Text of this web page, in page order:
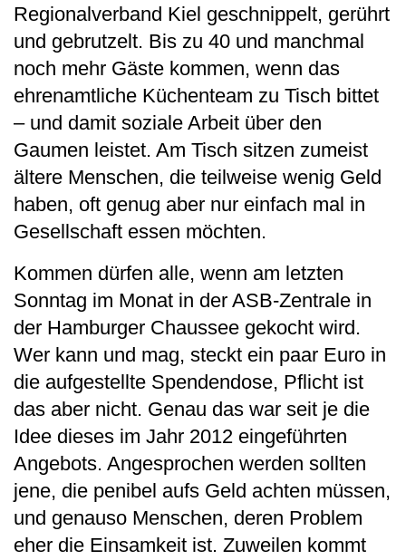
Regionalverband Kiel geschnippelt, gerührt
und gebrutzelt. Bis zu 40 und manchmal
noch mehr Gäste kommen, wenn das
ehrenamtliche Küchenteam zu Tisch bittet
– und damit soziale Arbeit über den
Gaumen leistet. Am Tisch sitzen zumeist
ältere Menschen, die teilweise wenig Geld
haben, oft genug aber nur einfach mal in
Gesellschaft essen möchten.
Kommen dürfen alle, wenn am letzten
Sonntag im Monat in der ASB-Zentrale in
der Hamburger Chaussee gekocht wird.
Wer kann und mag, steckt ein paar Euro in
die aufgestellte Spendendose, Pflicht ist
das aber nicht. Genau das war seit je die
Idee dieses im Jahr 2012 eingeführten
Angebots. Angesprochen werden sollten
jene, die penibel aufs Geld achten müssen,
und genauso Menschen, deren Problem
eher die Einsamkeit ist. Zuweilen kommt